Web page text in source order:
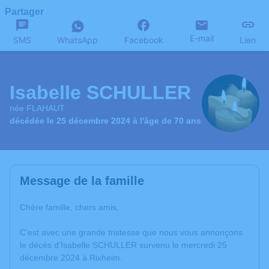
Partager
SMS WhatsApp Facebook E-mail Lien
Isabelle SCHULLER
née FLAHAUT
décédée le 25 décembre 2024 à l'âge de 70 ans
Message de la famille
Chère famille, chers amis,
C’est avec une grande tristesse que nous vous annonçons
le décès d’Isabelle SCHULLER survenu le mercredi 25
décembre 2024 à Rixheim.